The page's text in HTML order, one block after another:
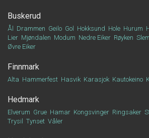
Buskerud
Ål Drammen Geilo Gol Hokksund Hole Hurum
Lier Mjøndalen Modum Nedre Eiker Røyken
Øvre Eiker
Finnmark
Alta Hammerfest Hasvik Karasjok Kautokeino
Hedmark
Elverum Grue Hamar Kongsvinger Ringsaker
Trysil
Tynset Våler